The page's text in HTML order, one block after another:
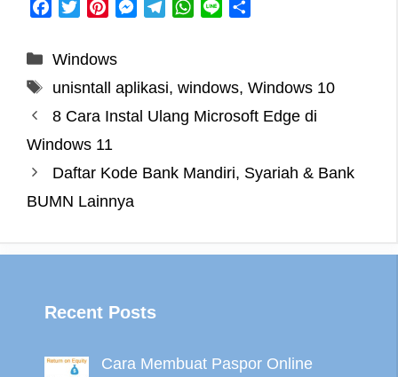
b
o
t
e
e
r
t
M
e
n
r
g
r
W
s
A
e
Categories
Windows
Tags
unisntall aplikasi, windows, Windows 10
8 Cara Instal Ulang Microsoft Edge di
Windows 11
Daftar Kode Bank Mandiri, Syariah & Bank
BUMN Lainnya
Recent Posts
Cara Membuat Paspor Online